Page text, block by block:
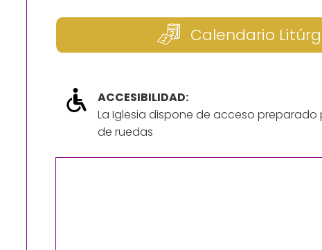
Calendario
ACCESIBILIDAD:
La Iglesia dispone de acceso preparado
de ruedas